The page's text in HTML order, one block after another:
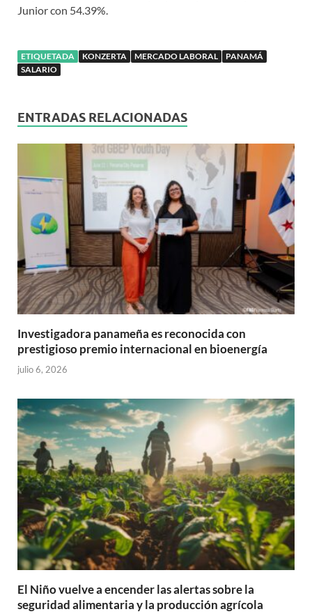
Junior con 54.39%.
ETIQUETADA KONZERTA MERCADO LABORAL
PANAMÁ
SALARIO
ENTRADAS RELACIONADAS
Investigadora panameña es reconocida con
prestigioso premio internacional en bioenergía
julio 6, 2026
El Niño vuelve a encender las alertas sobre la
seguridad alimentaria y la producción agrícola